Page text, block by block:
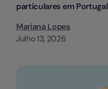
particulares em Portugal
Mariana Lopes
Julho 13, 2026